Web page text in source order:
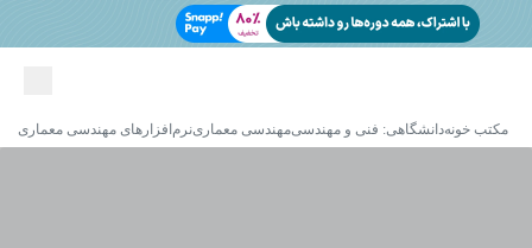
مکتب خونهدانشگاهی: فنی و مهندسیمهندسی معمارینرم‌افزارهای مهندسی معماری